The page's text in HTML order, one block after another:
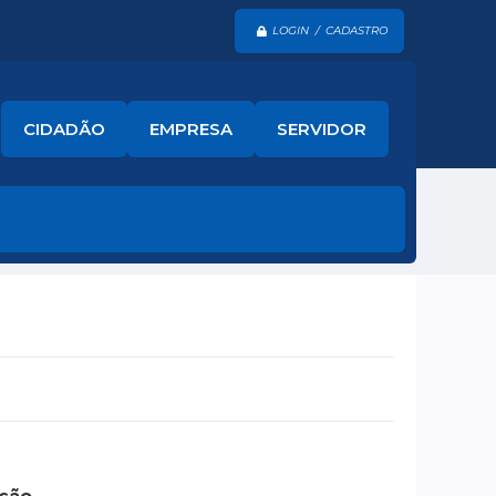
LOGIN / CADASTRO
CIDADÃO EMPRESA SERVIDOR